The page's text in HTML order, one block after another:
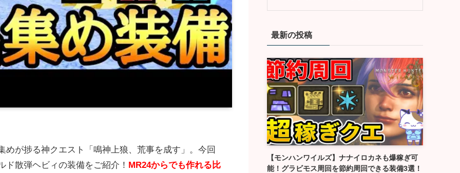
が捗る神クエスト「鳴神上狼、荒事を成す」。今回
散弾ヘビィの装備をご紹介！ MR24からでも作れる比
最新の投稿
【モンハンワイルズ】ナナイロカネも爆稼ぎ可
能！グラビモス周回を節約周回できる装備3選！